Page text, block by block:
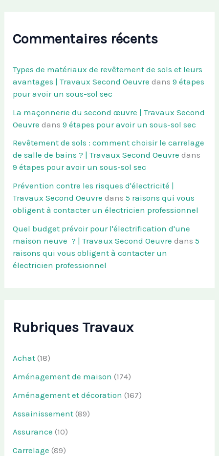
Commentaires récents
Types de matériaux de revêtement de sols et leurs
avantages | Travaux Second Oeuvre dans9 étapes
pour avoir un sous-sol sec
La maçonnerie du second œuvre | Travaux Second
Oeuvre dans9 étapes pour avoir un sous-sol sec
Revêtement de sols : comment choisir le carrelage
de salle de bains ? | Travaux Second Oeuvre dans
9 étapes pour avoir un sous-sol sec
Prévention contre les risques d'électricité |
Travaux Second Oeuvre dans5 raisons qui vous
obligent à contacter un électricien professionnel
Quel budget prévoir pour l'électrification d'une
maison neuve ? | Travaux Second Oeuvre dans5
raisons qui vous obligent à contacter un
électricien professionnel
Rubriques Travaux
Achat (18)
Aménagement de maison (174)
Aménagement et décoration (167)
Assainissement (89)
Assurance (10)
Carrelage (89)